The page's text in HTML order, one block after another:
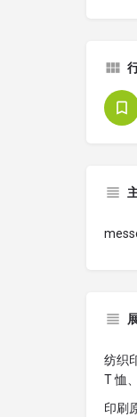
纺织
T 恤
印刷